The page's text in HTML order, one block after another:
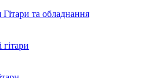
Гітари та обладнання